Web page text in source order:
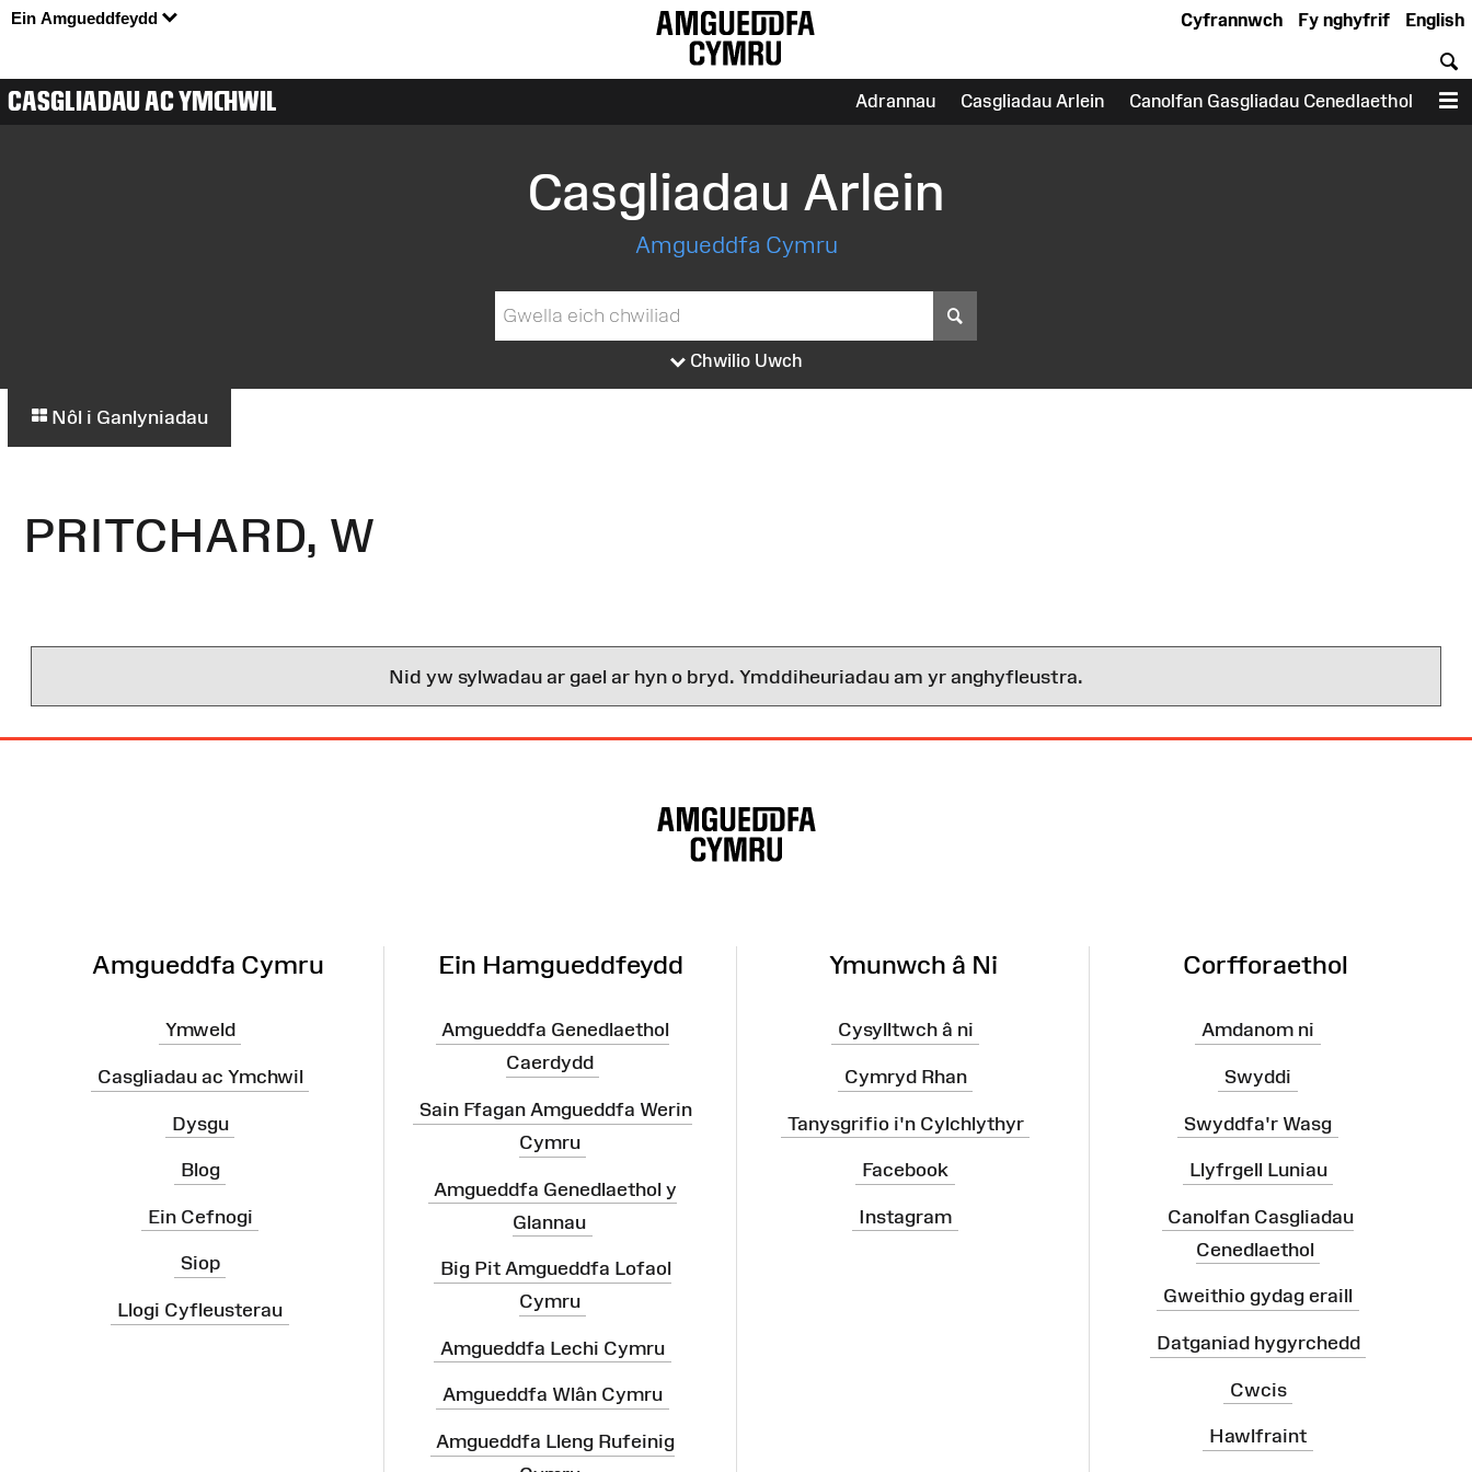
Ein Amgueddfeydd English
Fy nghyfrif
Cyfrannwch
CASGLIADAU AC YMCHWIL Adrannau Casgliadau Arlein Canolfan Gasgliadau Cenedlaethol
Casgliadau Arlein
Amgueddfa Cymru
Chwilio Uwch
Nôl i Ganlyniadau
PRITCHARD, W
Nid yw sylwadau ar gael ar hyn o bryd. Ymddiheuriadau am yr anghyfleustra.
Amgueddfa Cymru
Ymweld
Casgliadau ac Ymchwil
Dysgu
Blog
Ein Cefnogi
Siop
Llogi Cyfleusterau
Ein Hamgueddfeydd
Amgueddfa Genedlaethol
Caerdydd
Sain Ffagan Amgueddfa Werin
Cymru
Amgueddfa Genedlaethol y
Glannau
Big Pit Amgueddfa Lofaol
Cymru
Amgueddfa Lechi Cymru
Amgueddfa Wlân Cymru
Amgueddfa Lleng Rufeinig
Ymunwch â Ni
Cysylltwch â ni
Cymryd Rhan
Tanysgrifio i'n Cylchlythyr
Facebook
Instagram
Corfforaethol
Amdanom ni
Swyddi
Swyddfa'r Wasg
Llyfrgell Luniau
Canolfan Casgliadau
Cenedlaethol
Gweithio gydag eraill
Datganiad hygyrchedd
Cwcis
Hawlfraint